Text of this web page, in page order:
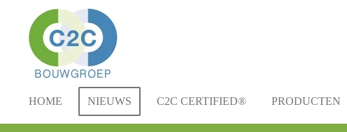
direct
hoofdinhoud
HOME
NIEUWS C2C CERTIFIED® PRODUCTEN